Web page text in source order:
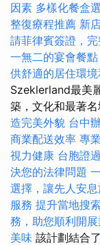
因素 多樣化餐盒
整復療程推薦 新
請菲律賓簽證，
一無二的宴會餐點
供舒適的居住環
Szeklerland最美
築，文化和最著名
造完美外貌 台中
商業配送效率 專
視力健康 台胞證
決您的法律問題
選擇，讓先人安
服務 提升當地搜
務，助您順利開展
美味 該計劃結合